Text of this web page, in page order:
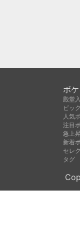
ボ
殿堂
ピッ
人気
注目
急上
新着
セレ
タグ